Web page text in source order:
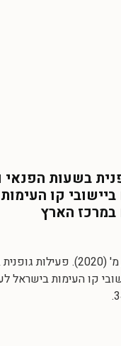
בשעות
קו
במרכז הארץ
שחף, מ' ושלג, מ'
קו העימות בישראל